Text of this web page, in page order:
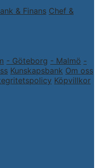
& Finans Chef &
- Göteborg - Malmö -
Kunskapsbank Om oss
Köpvillkor